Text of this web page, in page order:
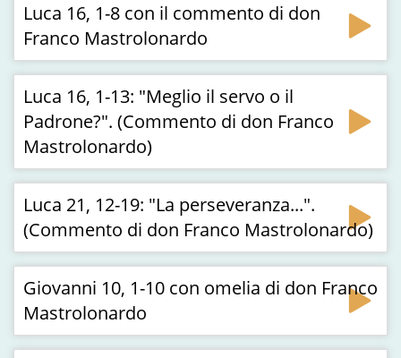
Luca 16, 1-8 con il commento di don
Franco Mastrolonardo
Luca 16, 1-13: "Meglio il servo o il
Padrone?". (Commento di don Franco
Mastrolonardo)
Luca 21, 12-19: "La perseveranza...".
(Commento di don Franco Mastrolonardo)
Giovanni 10, 1-10 con omelia di don Franco
Mastrolonardo